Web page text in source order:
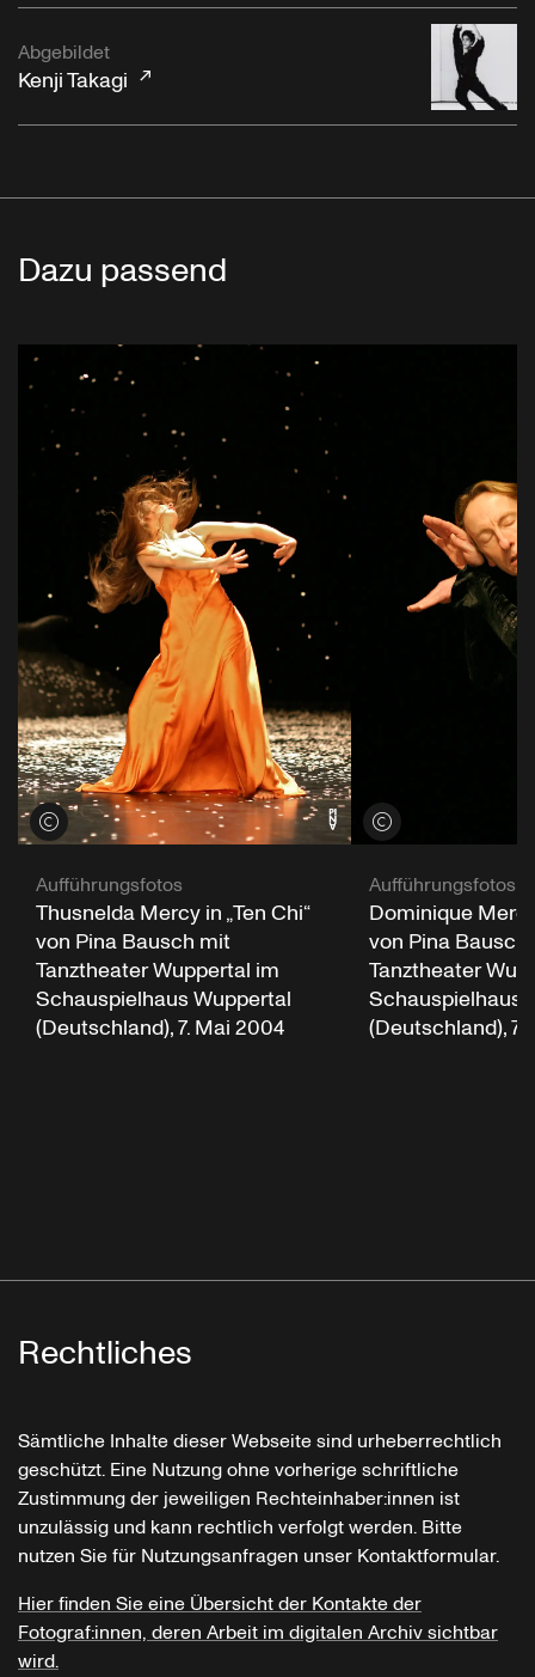
Abgebildet
Kenji Takagi
Dazu passend
Credits öffnen
Aufführungsfotos
Thusnelda Mercy in „Ten Chi“
von Pina Bausch mit
Tanztheater Wuppertal im
Schauspielhaus Wuppertal
(Deutschland), 7. Mai 2004
Credits öffnen
Aufführungsfotos
Dominique Mercy
von Pina Bausch
Tanztheater
Schauspielhaus
(Deutschland), 7.
Rechtliches
Sämtliche Inhalte dieser Webseite sind urheberrechtlich
geschützt. Eine Nutzung ohne vorherige schriftliche
Zustimmung der jeweiligen Rechteinhaber:innen ist
unzulässig und kann rechtlich verfolgt werden. Bitte
nutzen Sie für Nutzungsanfragen unser Kontaktformular.
Hier finden Sie eine Übersicht der Kontakte der
Fotograf:innen, deren Arbeit im digitalen Archiv sichtbar
wird.